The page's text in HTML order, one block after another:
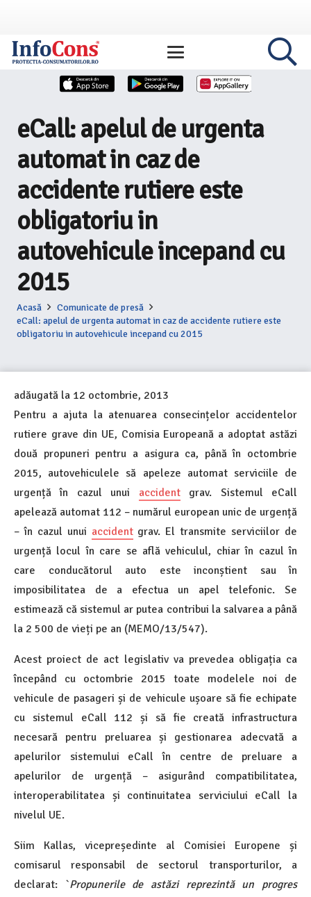
eCall: apelul de urgenta
automat in caz de
accidente rutiere este
obligatoriu in
autovehicule incepand cu
2015
Acasă
Comunicate de presă
eCall: apelul de urgenta automat in caz de accidente rutiere este
obligatoriu in autovehicule incepand cu 2015
adăugată la 12 octombrie, 2013
Pentru a ajuta la atenuarea consecințelor accidentelor
rutiere grave din UE, Comisia Europeană a adoptat astăzi
două propuneri pentru a asigura ca, până în octombrie
2015, autovehiculele să apeleze automat serviciile de
urgență în cazul unui accidentgrav. Sistemul eCall
apelează automat 112 – numărul european unic de urgență
– în cazul unui accidentgrav. El transmite serviciilor de
urgență locul în care se află vehiculul, chiar în cazul în
care conducătorul auto este inconștient sau în
imposibilitatea de a efectua un apel telefonic. Se
estimează că sistemul ar putea contribui la salvarea a până
la 2 500 de vieți pe an (MEMO/13/547).
Acest proiect de act legislativ va prevedea obligația ca
începând cu octombrie 2015 toate modelele noi de
vehicule de pasageri și de vehicule ușoare să fie echipate
cu sistemul eCall 112 și să fie creată infrastructura
necesară pentru preluarea și gestionarea adecvată a
apelurilor sistemului eCall în centre de preluare a
apelurilor de urgență – asigurând compatibilitatea,
interoperabilitatea și continuitatea serviciului eCall la
nivelul UE.
Siim Kallas, vicepreședinte al Comisiei Europene și
comisarul responsabil de sectorul transporturilor, a
declarat: `Propunerile de astăzi reprezintă un progres